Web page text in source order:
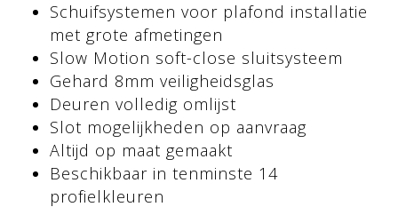
Schuifsystemen voor plafond installatie
met grote afmetingen
Slow Motion soft-close sluitsysteem
Gehard 8mm veiligheidsglas
Deuren volledig omlijst
Slot mogelijkheden op aanvraag
Altijd op maat gemaakt
Beschikbaar in tenminste 14
profielkleuren